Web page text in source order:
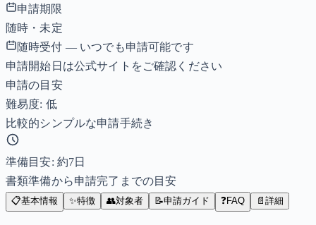
申請期限
随時・未定
随時受付 — いつでも申請可能です
申請開始日は公式サイトをご確認ください
申請の目安
難易度: 低
比較的シンプルな申請手続き
準備目安: 約7日
書類準備から申請完了までの目安
📋基本情報 ✨特徴 👥対象者 📝申請ガイド ❓FAQ 📄 詳細